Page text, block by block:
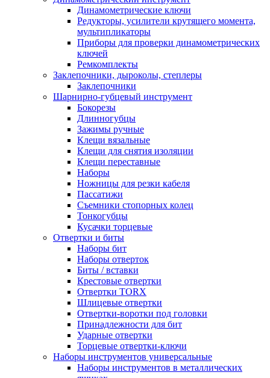
Динамометрические ключи
Редукторы, усилители крутящего момента,
мультипликаторы
Приборы для проверки динамометрических
ключей
Ремкомплекты
Заклепочники, дыроколы, степлеры
Заклепочники
Шарнирно-губцевый инструмент
Бокорезы
Длинногубцы
Зажимы ручные
Клещи вязальные
Клещи для снятия изоляции
Клещи переставные
Наборы
Ножницы для резки кабеля
Пассатижи
Съемники стопорных колец
Тонкогубцы
Кусачки торцевые
Отвертки и биты
Наборы бит
Наборы отверток
Биты / вставки
Крестовые отвертки
Отвертки TORX
Шлицевые отвертки
Отвертки-воротки под головки
Принадлежности для бит
Ударные отвертки
Торцевые отвертки-ключи
Наборы инструментов универсальные
Наборы инструментов в металлических